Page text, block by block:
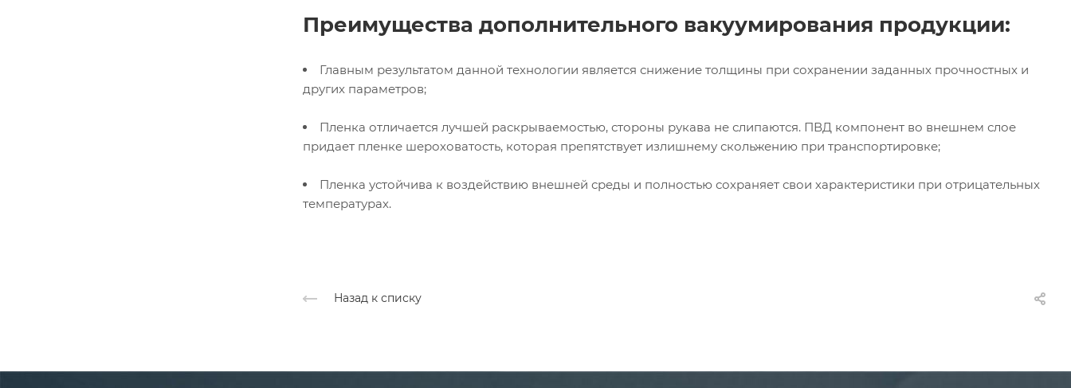
Преимущества дополнительного вакуумирования продукции:
Главным результатом данной технологии является снижение толщины при сохранении заданных прочностных и
других параметров;
Пленка отличается лучшей раскрываемостью, стороны рукава не слипаются. ПВД компонент во внешнем слое
придает пленке шероховатость, которая препятствует излишнему скольжению при транспортировке;
Пленка устойчива к воздействию внешней среды и полностью сохраняет свои характеристики при отрицательных
температурах.
Назад к списку